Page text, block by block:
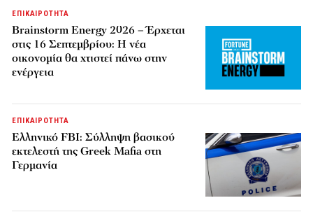
ΕΠΙΚΑΙΡΟΤΗΤΑ
Brainstorm Energy 2026 – Έρχεται
στις 16 Σεπτεμβρίου: Η νέα
οικονομία θα χτιστεί πάνω στην
ενέργεια
ΕΠΙΚΑΙΡΟΤΗΤΑ
Ελληνικό FBI: Σύλληψη βασικού
εκτελεστή της Greek Mafia στη
Γερμανία